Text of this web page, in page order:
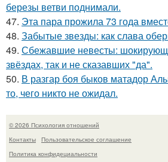
березы ветви поднимали.
47. Эта пара прожила 73 года
48. Забытые звезды: как слава
49. Сбежавшие невесты:
звёздах, так и не сказавших "да".
50. В разгар боя быков матадор
то, чего никто не ожидал.
© 2026 Психология отношений
Контакты
Пользовательское соглашение
Политика конфидециальности